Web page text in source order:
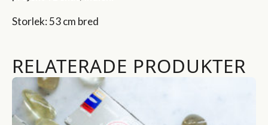
Storlek: 53 cm bred
RELATERADE PRODUKTER